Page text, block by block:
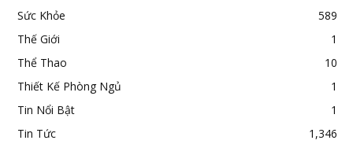
Sức Khỏe
589
Thế Giới
1
Thể Thao
10
Thiết Kế Phòng Ngủ
1
Tin Nổi Bật
1
Tin Tức
1,346